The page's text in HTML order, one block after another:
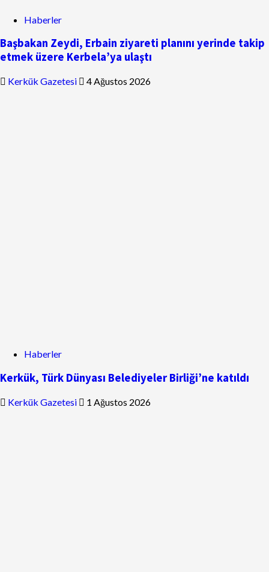
Haberler
Başbakan Zeydi, Erbain ziyareti planını yerinde takip
etmek üzere Kerbela’ya ulaştı
Kerkük Gazetesi 4 Ağustos 2026
Haberler
Kerkük, Türk Dünyası Belediyeler Birliği’ne katıldı
Kerkük Gazetesi 1 Ağustos 2026